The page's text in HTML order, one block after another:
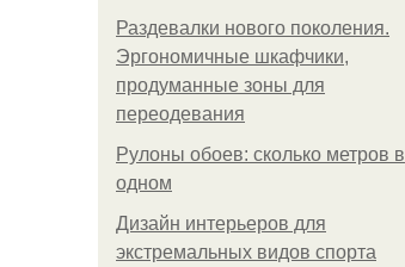
Раздевалки нового поколения.
Эргономичные шкафчики,
продуманные зоны для
переодевания
Рулоны обоев: сколько метров в
одном
Дизайн интерьеров для
экстремальных видов спорта